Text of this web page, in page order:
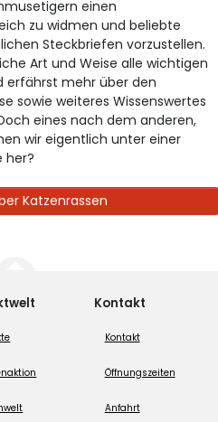
einen
zu widmen und beliebte
Steckbriefen vorzustellen.
Art und Weise alle wichtigen
erfährst mehr über den
sowie weiteres Wissenswertes
eines nach dem anderen,
wir eigentlich unter einer
her?
Katzenrassen
Kontakt
Kontakt
Öffnungszeiten
Anfahrt